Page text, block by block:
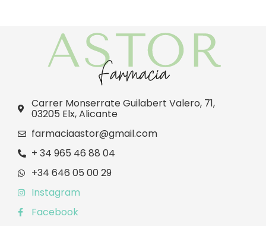
Carrer Monserrate Guilabert Valero, 71,
03205 Elx, Alicante
farmaciaastor@gmail.com
+ 34 965 46 88 04
+34 646 05 00 29
Instagram
Facebook